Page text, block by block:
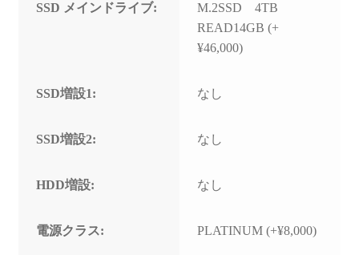
SSD メインドライブ:
M.2SSD 4TB
READ14GB (+
¥46,000)
SSD増設1: なし
SSD増設2: なし
HDD増設: なし
電源クラス: PLATINUM (+¥8,000)